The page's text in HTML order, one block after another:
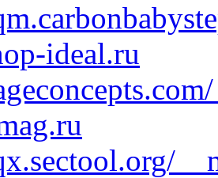
ideal.ru